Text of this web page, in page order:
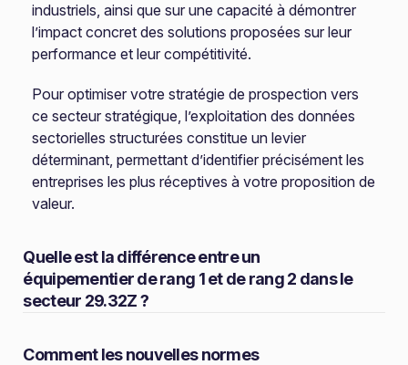
industriels, ainsi que sur une capacité à démontrer
l’impact concret des solutions proposées sur leur
performance et leur compétitivité.
Pour optimiser votre stratégie de prospection vers
ce secteur stratégique, l’exploitation des données
sectorielles structurées constitue un levier
déterminant, permettant d’identifier précisément les
entreprises les plus réceptives à votre proposition de
valeur.
Quelle est la différence entre un
équipementier de rang 1 et de rang 2 dans le
secteur 29.32Z ?
Comment les nouvelles normes